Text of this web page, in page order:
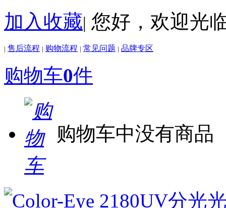
加入收藏| 您好，欢迎光
| 售后流程 | 购物流程 | 常见问题 | 品牌专区
购物车0件
购物车中没有商品